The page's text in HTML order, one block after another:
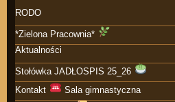
RODO
*Zielona Pracownia*
Aktualności
Stołówka JADŁOSPIS 25_26
Kontakt
Sala gimnastyczna